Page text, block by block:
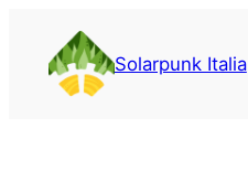
contenuto
Solarpunk Italia